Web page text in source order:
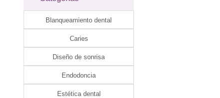
Blanqueamiento dental
Caries
Diseño de sonrisa
Endodoncia
Estética dental